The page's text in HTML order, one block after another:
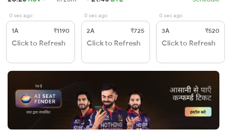
0 sec ago
1A ₹1190
Click to Refresh
0 sec ago
2A ₹725
Click to Refresh
0 sec ago
3A ₹520
Click to Refresh